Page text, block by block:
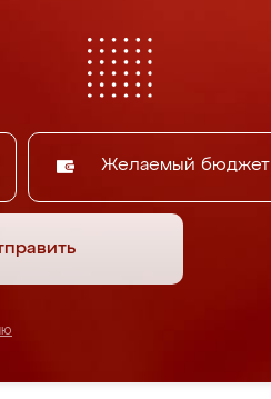
Желаемый бюджет